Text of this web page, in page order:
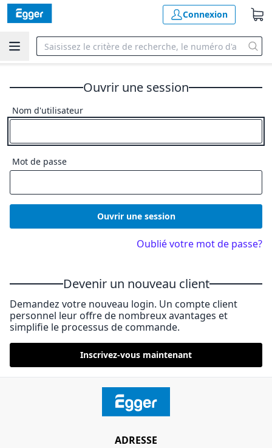
Connexion
Ouvrir une session
Nom d'utilisateur
Mot de passe
Ouvrir une session
Oublié votre mot de passe?
Devenir un nouveau client
Demandez votre nouveau login. Un compte client
personnel leur offre de nombreux avantages et
simplifie le processus de commande.
Inscrivez-vous maintenant
ADRESSE